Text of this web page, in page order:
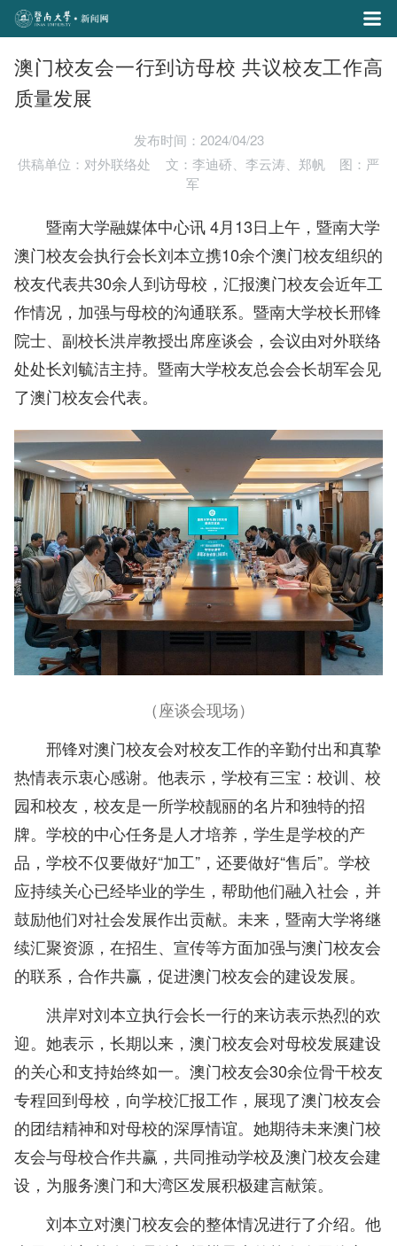
澳门校友会一行到访母校 共议校友工作高
质量发展
发布时间：2024/04/23
供稿单位：对外联络处
文：李迪硚、李云涛、郑帆
图：严
军
暨南大学融媒体中心讯 4月13日上午，暨南大学
澳门校友会执行会长刘本立携10余个澳门校友组织的
校友代表共30余人到访母校，汇报澳门校友会近年工
作情况，加强与母校的沟通联系。暨南大学校长邢锋
院士、副校长洪岸教授出席座谈会，会议由对外联络
处处长刘毓洁主持。 暨南大学校友总会会长胡军会见
了澳门校友会代表。
（座谈会现场）
邢锋对澳门校友会对校友工作的辛勤付出和真挚
热情表示衷心感谢。他表示，学校有三宝：校训、校
园和校友，校友是一所学校靓丽的名片和独特的招
牌。学校的中心任务是人才培养，学生是学校的产
品，学校不仅要做好“加工”，还要做好“售后”。学校
应持续关心已经毕业的学生，帮助他们融入社会，并
鼓励他们对社会发展作出贡献。未来，暨南大学将继
续汇聚资源，在招生、宣传等方面加强与澳门校友会
的联系，合作共赢，促进澳门校友会的建设发展。
洪岸对刘本立执行会长一行的来访表示热烈的欢
迎。她表示，长期以来，澳门校友会对母校发展建设
的关心和支持始终如一。澳门校友会30余位骨干校友
专程回到母校，向学校汇报工作，展现了澳门校友会
的团结精神和对母校的深厚情谊。她期待未来澳门校
友会与母校合作共赢，共同推动学校及澳门校友会建
设，为服务澳门和大湾区发展积极建言献策。
刘本立对澳门校友会的整体情况进行了介绍。他